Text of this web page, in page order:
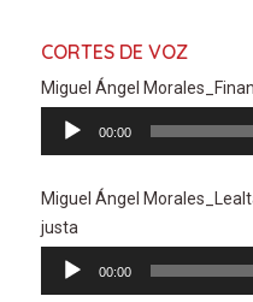
CORTES DE VOZ
Miguel Ángel
Reproductor
00:00
Miguel Ángel
justa
Reproductor
00:00